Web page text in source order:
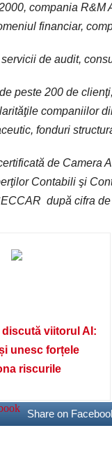
compania
financiar,
de audit, c
peste 200 de
companiilor
fonduri
de Camera
Contabili şi
după cifra de
viitorul AI:
unesc forțele
riscurile
Share on